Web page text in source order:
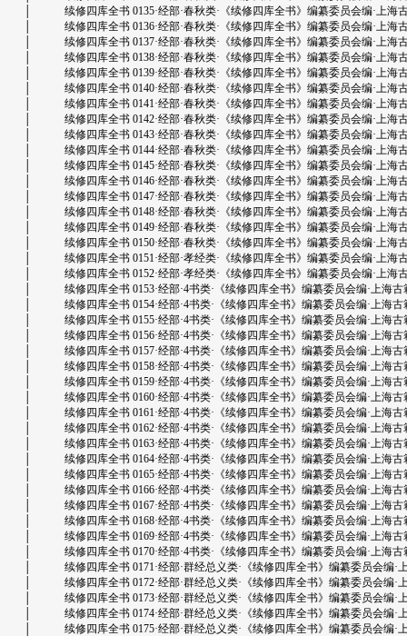
│ 续修四库全书 0135·经部·春秋类·《续修四库全书》编纂委员会编·上海
│ 续修四库全书 0136·经部·春秋类·《续修四库全书》编纂委员会编·上海
│ 续修四库全书 0137·经部·春秋类·《续修四库全书》编纂委员会编·上海
│ 续修四库全书 0138·经部·春秋类·《续修四库全书》编纂委员会编·上海
│ 续修四库全书 0139·经部·春秋类·《续修四库全书》编纂委员会编·上海
│ 续修四库全书 0140·经部·春秋类·《续修四库全书》编纂委员会编·上海
│ 续修四库全书 0141·经部·春秋类·《续修四库全书》编纂委员会编·上海
│ 续修四库全书 0142·经部·春秋类·《续修四库全书》编纂委员会编·上海
│ 续修四库全书 0143·经部·春秋类·《续修四库全书》编纂委员会编·上海
│ 续修四库全书 0144·经部·春秋类·《续修四库全书》编纂委员会编·上海
│ 续修四库全书 0145·经部·春秋类·《续修四库全书》编纂委员会编·上海
│ 续修四库全书 0146·经部·春秋类·《续修四库全书》编纂委员会编·上海
│ 续修四库全书 0147·经部·春秋类·《续修四库全书》编纂委员会编·上海
│ 续修四库全书 0148·经部·春秋类·《续修四库全书》编纂委员会编·上海
│ 续修四库全书 0149·经部·春秋类·《续修四库全书》编纂委员会编·上海
│ 续修四库全书 0150·经部·春秋类·《续修四库全书》编纂委员会编·上海
│ 续修四库全书 0151·经部·孝经类·《续修四库全书》编纂委员会编·上海
│ 续修四库全书 0152·经部·孝经类·《续修四库全书》编纂委员会编·上海
│ 续修四库全书 0153·经部·4书类·《续修四库全书》编纂委员会编·上海古
│ 续修四库全书 0154·经部·4书类·《续修四库全书》编纂委员会编·上海古
│ 续修四库全书 0155·经部·4书类·《续修四库全书》编纂委员会编·上海古
│ 续修四库全书 0156·经部·4书类·《续修四库全书》编纂委员会编·上海古
│ 续修四库全书 0157·经部·4书类·《续修四库全书》编纂委员会编·上海古
│ 续修四库全书 0158·经部·4书类·《续修四库全书》编纂委员会编·上海古
│ 续修四库全书 0159·经部·4书类·《续修四库全书》编纂委员会编·上海古
│ 续修四库全书 0160·经部·4书类·《续修四库全书》编纂委员会编·上海古
│ 续修四库全书 0161·经部·4书类·《续修四库全书》编纂委员会编·上海古
│ 续修四库全书 0162·经部·4书类·《续修四库全书》编纂委员会编·上海古
│ 续修四库全书 0163·经部·4书类·《续修四库全书》编纂委员会编·上海古
│ 续修四库全书 0164·经部·4书类·《续修四库全书》编纂委员会编·上海古
│ 续修四库全书 0165·经部·4书类·《续修四库全书》编纂委员会编·上海古
│ 续修四库全书 0166·经部·4书类·《续修四库全书》编纂委员会编·上海古
│ 续修四库全书 0167·经部·4书类·《续修四库全书》编纂委员会编·上海古
│ 续修四库全书 0168·经部·4书类·《续修四库全书》编纂委员会编·上海古
│ 续修四库全书 0169·经部·4书类·《续修四库全书》编纂委员会编·上海古
│ 续修四库全书 0170·经部·4书类·《续修四库全书》编纂委员会编·上海古
│ 续修四库全书 0171·经部·群经总义类·《续修四库全书》编纂委员会编·
│ 续修四库全书 0172·经部·群经总义类·《续修四库全书》编纂委员会编·
│ 续修四库全书 0173·经部·群经总义类·《续修四库全书》编纂委员会编·
│ 续修四库全书 0174·经部·群经总义类·《续修四库全书》编纂委员会编·
│ 续修四库全书 0175·经部·群经总义类·《续修四库全书》编纂委员会编·